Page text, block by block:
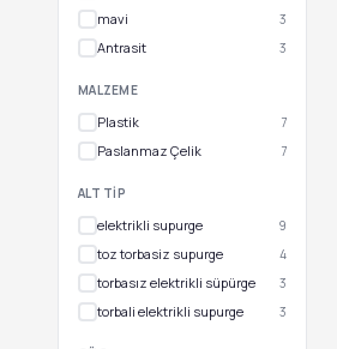
mavi 3
Antrasit 3
MALZEME
Plastik 7
Paslanmaz Çelik 7
ALT TIP
elektrikli supurge 9
toz torbasiz supurge 4
torbasız elektrikli süpürge 3
torbali elektrikli supurge 3